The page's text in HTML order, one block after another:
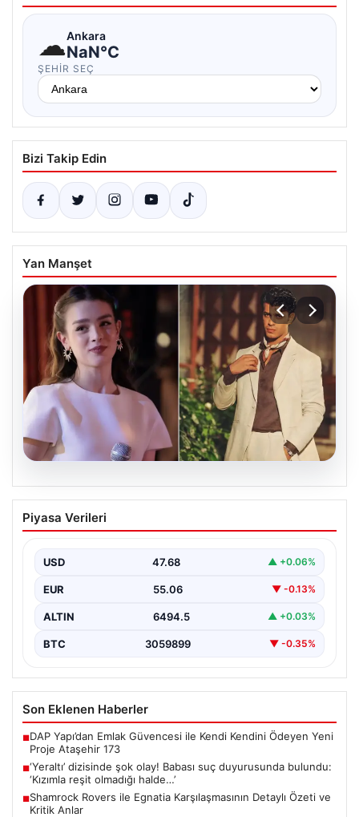
☁Ankara
NaN°C
ŞEHIR SEÇ
Bizi Takip Edin
Yan Manşet
‘Yeraltı’ dizisinde şok olay! Babası suç
duyurusunda bulundu: ‘Kızımla reşit
Piyasa Verileri
USD 47.68 ▲ +0.06%
EUR 55.06 ▼ -0.13%
ALTIN 6494.5 ▲ +0.03%
BTC 3059899 ▼ -0.35%
Son Eklenen Haberler
■DAP Yapı’dan Emlak Güvencesi ile Kendi Kendini Ödeyen Yeni
Proje Ataşehir 173
■‘Yeraltı’ dizisinde şok olay! Babası suç duyurusunda bulundu:
‘Kızımla reşit olmadığı halde…’
■Shamrock Rovers ile Egnatia Karşılaşmasının Detaylı Özeti ve
Kritik Anlar